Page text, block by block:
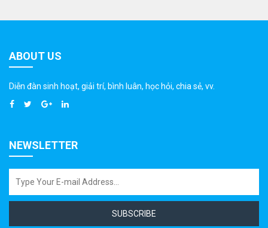
ABOUT US
Diễn đàn sinh hoạt, giải trí, bình luân, học hỏi, chia sẻ, vv.
NEWSLETTER
SUBSCRIBE